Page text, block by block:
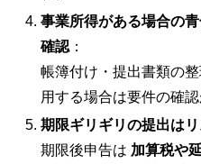
事業所得がある場合の
確認 ：
帳簿付け・提出書類の
用する場合は要件の確認
期限ギリギリの提出はリ
期限後申告は 加算税や